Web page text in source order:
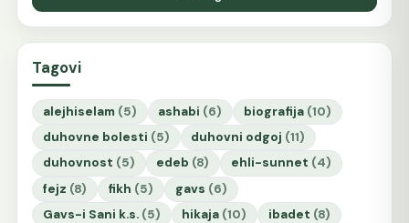
Tagovi
alejhiselam (5) ashabi (6) biografija (10)
duhovne bolesti (5) duhovni odgoj (11)
duhovnost (5) edeb (8) ehli-sunnet (4)
fejz (8) fikh (5) gavs (6)
Gavs-i Sani k.s. (5) hikaja (10) ibadet (8)